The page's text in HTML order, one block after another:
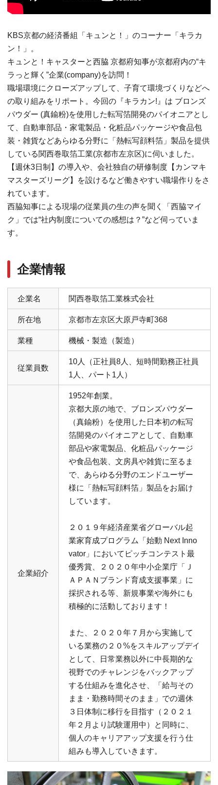
KBS京都の経済番組「キュンと！」のコーナー「キラカ
ン！」。
キュンと！キャスターと西脇 京都府知事が京都府内の“キ
ラっと輝く”企業(company)を訪問！
職場環境にクローズアップして、子育て環境づくりなどへ
の取り組みをリポート。今回の『キラカン!』は ブロンズ
パウダー (真鍮粉)を使用した転写箔開発のパイオニアとし
て、自動車部品・家電製品・化粧品パッケージや食品包
装・雑貨などあらゆる分野に「熱転写顔料箔」製品を提供
している関西巻取箔工業(京都市左京区)に伺いました。
【週休3日制】の導入や、会社独自の研修制度【カンマキ
マスターズリーグ】を設けるなど働きやすい職場作りをさ
れています。
西脇知事による現場の従業員の生の声を聞く「西脇マイ
ク」では“社内制度についての感想は？”など伺っていま
す。
企業情報
企業名 関西巻取箔工業株式会社
所在地 京都市左京区大原戸寺町368
業種 機械・製造（製造）
従業員数
10人（正社員8人、短時間勤務正社員
1人、パート1人）
企業紹介
1952年創業。
京都大原の地で、ブロンズパウダー
（真鍮粉）を使用した日本初の転写
箔開発のパイオニアとして、自動車
部品や家電製品、化粧品パッケージ
や食品包装、文房具や雑貨に至るま
で、あらゆる分野のエンドユーザー
様に「熱転写顔料箔」製品をお届け
しています。
２０１９年経済産業省グローバル起
業家育成プログラム「始動 Next Inno
vator」においてピッチコンテスト最
優秀賞、２０２０年中小企業庁「Ｊ
ＡＰＡＮブランド育成支援事業」に
採択される等、新規事業や海外にも
積極的に活動しております！
また、２０２０年７月から実施して
いる業務の２０%をスキルアップデイ
として、日常業務以外に中長期的な
視野でのチャレンジをバックアップ
する仕組みを進化させ、「給与その
まま・勤務時間そのまま」での週休
３日体制に移行を目指す（２０２１
年２月より試験運用中）と同時に、
個人のキャリアアップ支援を行う仕
組みも導入していきます。